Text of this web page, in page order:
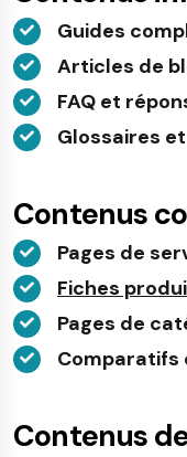
Guides
Articles de
FAQ et
Glossaires
Contenus
Pages de
Fiches
Pages de
Comparatifs
Contenus